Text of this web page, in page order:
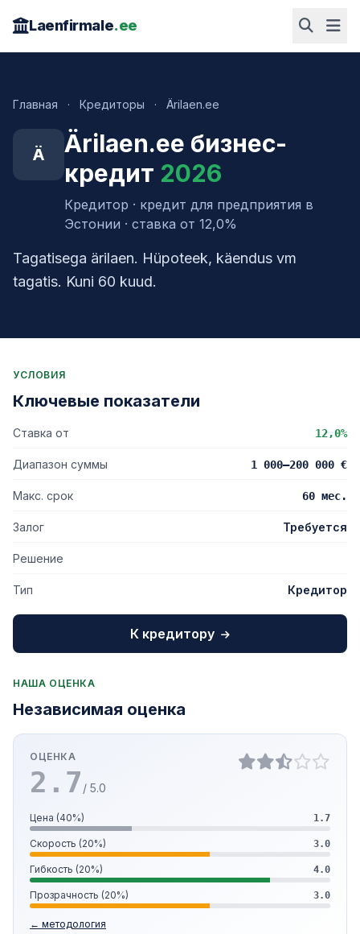
Laenfirmale.ee
Главная · Кредиторы · Ärilaen.ee
Ä
Ärilaen.ee бизнес-
кредит 2026
Кредитор · кредит для предприятия в
Эстонии · ставка от 12,0%
Tagatisega ärilaen. Hüpoteek, käendus vm
tagatis. Kuni 60 kuud.
УСЛОВИЯ
Ключевые показатели
Ставка от 12,0%
Диапазон суммы 1 000–200 000 €
Макс. срок 60 мес.
Залог Требуется
Решение
Тип Кредитор
К кредитору
НАША ОЦЕНКА
Независимая оценка
ОЦЕНКА
2.7 / 5.0
Цена (40%) 1.7
Скорость (20%) 3.0
Гибкость (20%) 4.0
Прозрачность (20%) 3.0
← методология